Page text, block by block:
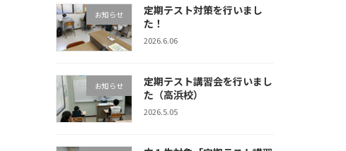
お知らせ
定期テスト対策を行いまし
た！
2026.6.06
お知らせ
定期テスト講習会を行いまし
た（高浜校）
2026.5.05